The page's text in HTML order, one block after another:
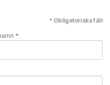
* Obligatoriska fält
*